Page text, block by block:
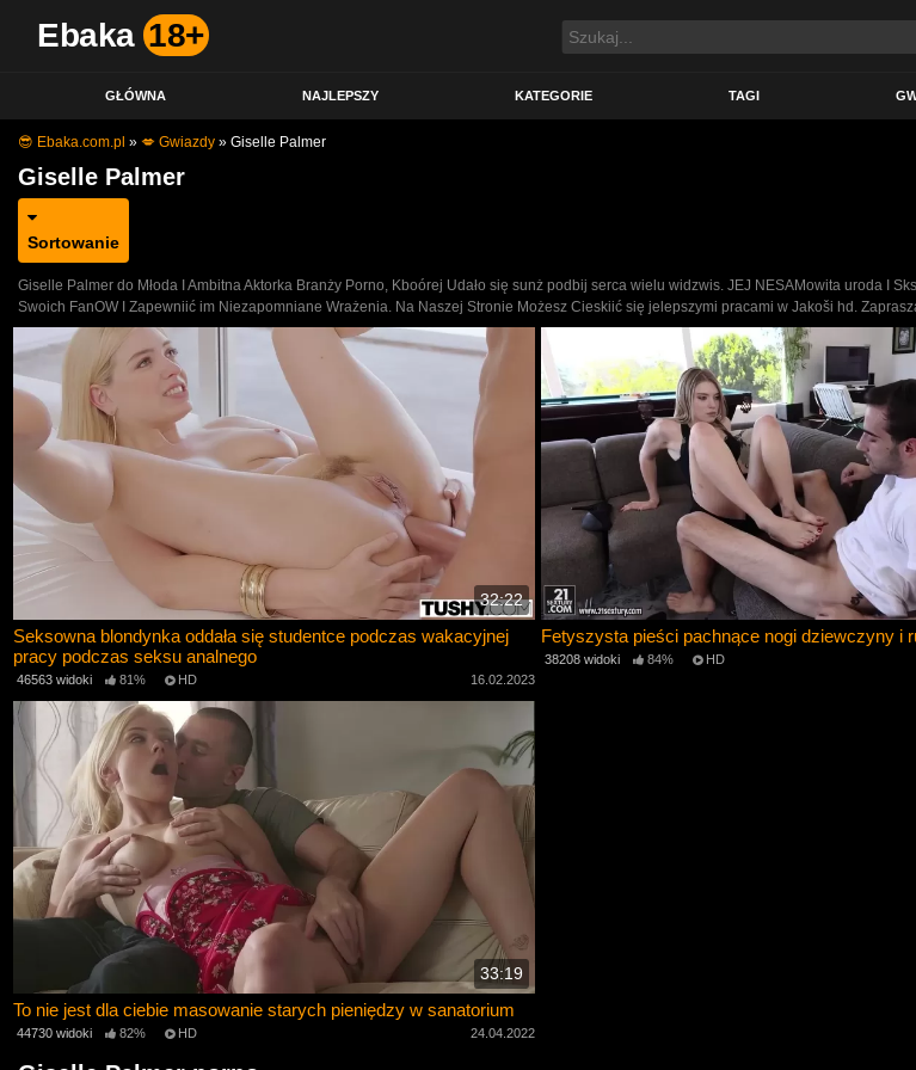
Ebaka 18+
GŁÓWNA NAJLEPSZY KATEGORIE TAGI
😎 Ebaka.com.pl » 💋 Gwiazdy » Giselle Palmer
Giselle Palmer
Sortowanie
Giselle Palmer do Młoda I Ambitna Aktorka Branży Porno, Kboórej Udało się sunż podbij serca wielu widzwis. JEJ NESAMowita uroda I
Swoich FanOW I Zapewniić im Niezapomniane Wrażenia. Na Naszej Stronie Możesz Cieskiić się jelepszymi pracami w Jakoši hd.
32:22
Seksowna blondynka oddała się studentce podczas wakacyjnej
pracy podczas seksu analnego
46563 widoki 81% HD 16.02.2023
Fetyszysta pieści pachnące nogi dziewczyny i
38208 widoki 84% HD
33:19
To nie jest dla ciebie masowanie starych pieniędzy w sanatorium
44730 widoki 82% HD 24.04.2022